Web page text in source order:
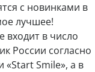
с новинками в
лучшее!
входит в число
России согласно
«Start Smile», а в